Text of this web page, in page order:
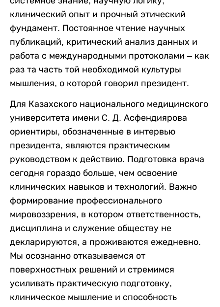
клинический опыт и прочный этический
фундамент. Постоянное чтение научных
публикаций, критический анализ данных и
работа с международными протоколами – как
раз та часть той необходимой культуры
мышления, о которой говорил президент.
Для Казахского национального медицинского
университета имени С. Д. Асфендиярова
ориентиры, обозначенные в интервью
президента, являются практическим
руководством к действию. Подготовка врача
сегодня гораздо больше, чем освоение
клинических навыков и технологий. Важно
формирование профессионального
мировоззрения, в котором ответственность,
дисциплина и служение обществу не
декларируются, а проживаются ежедневно.
Мы осознанно отказываемся от
поверхностных решений и стремимся
усиливать практическую подготовку,
клиническое мышление и способность